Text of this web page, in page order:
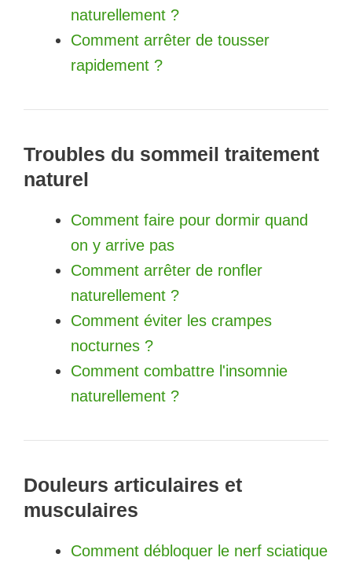
naturellement ?
Comment arrêter de tousser
rapidement ?
Troubles du sommeil traitement
naturel
Comment faire pour dormir quand
on y arrive pas
Comment arrêter de ronfler
naturellement ?
Comment éviter les crampes
nocturnes ?
Comment combattre l'insomnie
naturellement ?
Douleurs articulaires et
musculaires
Comment débloquer le nerf sciatique